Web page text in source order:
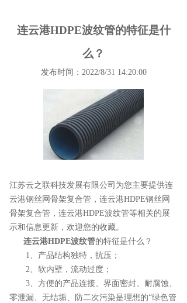
连云港HDPE波纹管的特征是什
么？
发布时间：2022/8/31 14:20:00
江苏云之联科技发展有限公司为您主要提供连
云港钢丝网骨架复合管 ，连云港HDPE钢丝网
骨架复合管，连云港HDPE波纹管等相关的展
示和信息更新，欢迎您的收藏。
连云港HDPE波纹管的特征是什么？
1、产品结构独特，抗压；
2、软内壁，流动过度；
3、方便的产品连接、界面密封、耐腐蚀、
零泄漏、无结垢、防二次污染是理想的“绿色管